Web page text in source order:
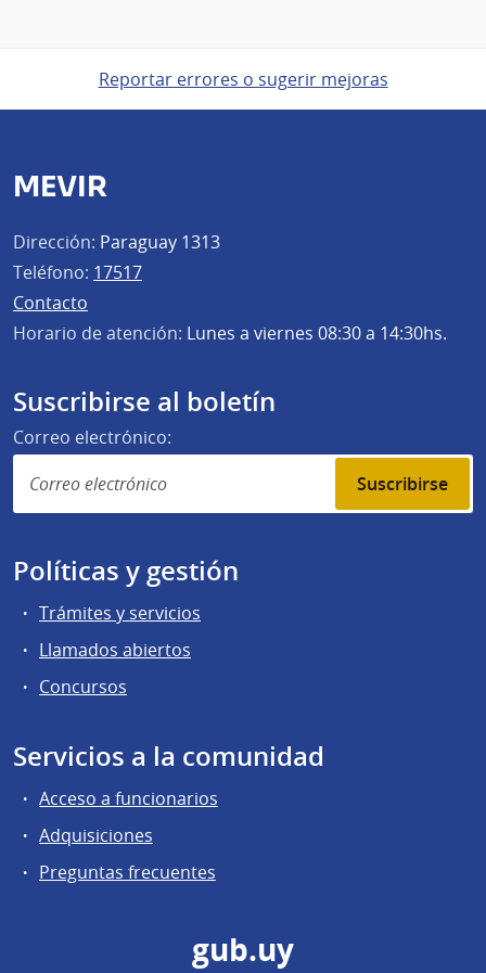
Reportar errores o sugerir mejoras
MEVIR
Dirección: Paraguay 1313
Teléfono: 17517
Contacto
Horario de atención: Lunes a viernes 08:30 a 14:30hs.
Suscribirse al boletín
Correo electrónico:
Suscribirse
Políticas y gestión
Trámites y servicios
Llamados abiertos
Concursos
Servicios a la comunidad
Acceso a funcionarios
Adquisiciones
Preguntas frecuentes
gub.uy